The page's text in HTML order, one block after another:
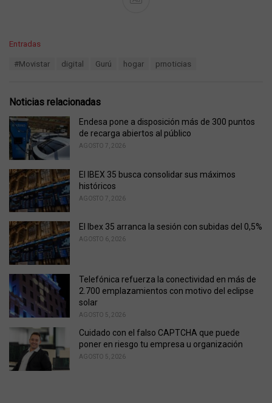
C
o
r
i
e
s
Entradas
:
#Movistar digital Gurú hogar prnoticias
Noticias relacionadas
Endesa pone a disposición más de 300 puntos
de recarga abiertos al público
AGOSTO 7, 2026
El IBEX 35 busca consolidar sus máximos
históricos
AGOSTO 7, 2026
El Ibex 35 arranca la sesión con subidas del 0,5%
AGOSTO 6, 2026
Telefónica refuerza la conectividad en más de
2.700 emplazamientos con motivo del eclipse
solar
AGOSTO 5, 2026
Cuidado con el falso CAPTCHA que puede
poner en riesgo tu empresa u organización
AGOSTO 5, 2026